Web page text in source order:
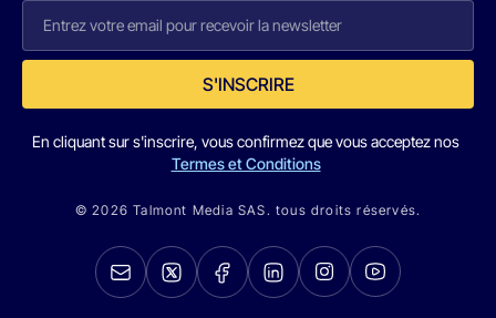
S'INSCRIRE
En cliquant sur s'inscrire, vous confirmez que vous acceptez nos
Termes et Conditions
© 2026 Talmont Media SAS. tous droits réservés.